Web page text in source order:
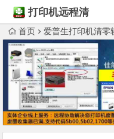
打印机远程清
零首页 爱普生打印机清零